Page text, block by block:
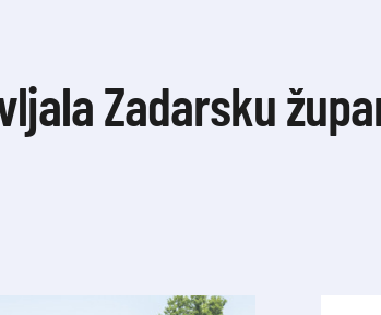
Zadarsku